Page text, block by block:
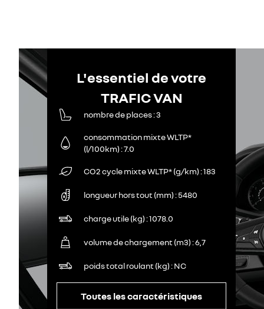
L'essentiel de votre
TRAFIC VAN
nombre de places 3
consommation mixte WLTP*
(l/100km) 7.0
CO2 cycle mixte WLTP* (g/km) 183
longueur hors tout (mm) 5480
charge utile (kg) 1078.0
volume de chargement (m3) 6,7
poids total roulant (kg) NC
Toutes les caractéristiques